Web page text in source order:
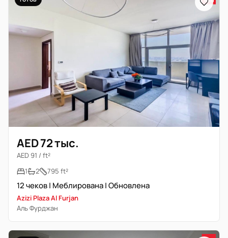
AED 72 тыс.
AED 91 / ft²
1
2 795 ft²
12 чеков | Меблирована | Обновлена
Azizi Plaza Al Furjan
Аль Фурджан